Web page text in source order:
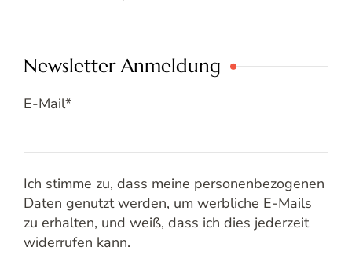
Newsletter Anmeldung
E-Mail*
Ich stimme zu, dass meine personenbezogenen
Daten genutzt werden, um werbliche E-Mails
zu erhalten, und weiß, dass ich dies jederzeit
widerrufen kann.